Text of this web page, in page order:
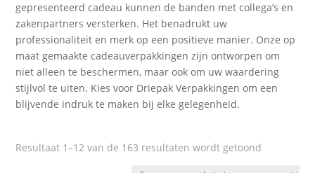
gepresenteerd cadeau kunnen de banden met collega’s en
zakenpartners versterken. Het benadrukt uw
professionaliteit en merk op een positieve manier. Onze op
maat gemaakte cadeauverpakkingen zijn ontworpen om
niet alleen te beschermen, maar ook om uw waardering
stijlvol te uiten. Kies voor Driepak Verpakkingen om een
blijvende indruk te maken bij elke gelegenheid.
Resultaat 1–12 van de 163 resultaten wordt getoond